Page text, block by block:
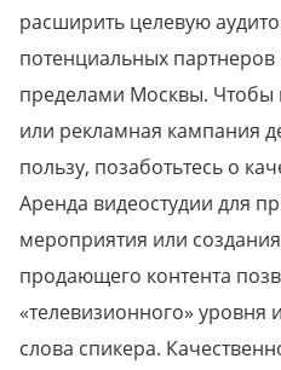
расширить целевую
потенциальных партнеров
пределами Москвы. Чтобы
или рекламная кампания
пользу, позаботьтесь о
Аренда видеостудии для
мероприятия или
продающего контента
«телевизионного» уровня
слова спикера.